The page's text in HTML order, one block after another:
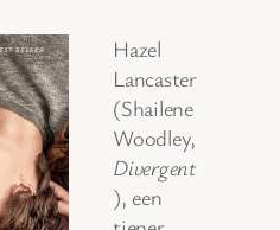
Hazel
Lancaster
(Shailene
Woodley,
Divergent
), een